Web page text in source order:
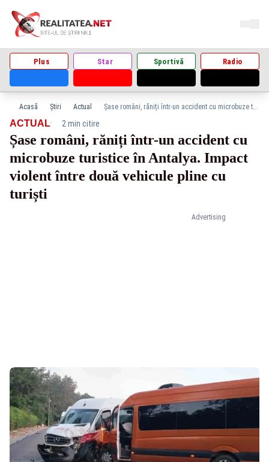
Plus Star Sportivă Radio
Acasă Știri Actual Șase români, răniți într-un accident cu microbuze turistice în Antalya. Impact violent între două vehicule pline cu turiști
Advertising
ACTUAL· 2 min citire
Șase români, răniți într-un accident cu
microbuze turistice în Antalya. Impact
violent între două vehicule pline cu
turiști